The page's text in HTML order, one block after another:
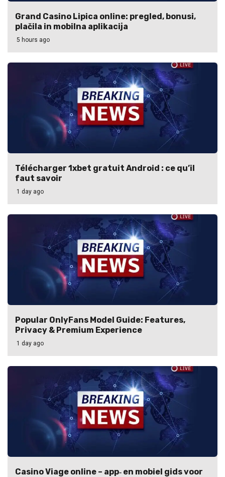
Grand Casino Lipica online: pregled, bonusi,
plačila in mobilna aplikacija
5 hours ago
Télécharger 1xbet gratuit Android : ce qu’il
faut savoir
1 day ago
Popular OnlyFans Model Guide: Features,
Privacy & Premium Experience
1 day ago
Casino Viage online – app‑ en mobiel gids voor